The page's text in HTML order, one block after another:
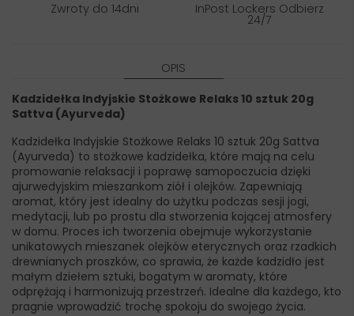
Zwroty do 14dni InPost Lockers Odbierz
24/7
OPIS
Kadzidełka Indyjskie Stożkowe Relaks 10 sztuk 20g
Sattva (Ayurveda)
Kadzidełka Indyjskie Stożkowe Relaks 10 sztuk 20g Sattva
(Ayurveda) to stożkowe kadzidełka, które mają na celu
promowanie relaksacji i poprawę samopoczucia dzięki
ajurwedyjskim mieszankom ziół i olejków. Zapewniają
aromat, który jest idealny do użytku podczas sesji jogi,
medytacji, lub po prostu dla stworzenia kojącej atmosfery
w domu. Proces ich tworzenia obejmuje wykorzystanie
unikatowych mieszanek olejków eterycznych oraz rzadkich
drewnianych proszków, co sprawia, że każde kadzidło jest
małym dziełem sztuki, bogatym w aromaty, które
odprężają i harmonizują przestrzeń. Idealne dla każdego, kto
pragnie wprowadzić trochę spokoju do swojego życia.